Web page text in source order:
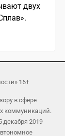
двух
16+
в сфере
коммуникаций.
2019